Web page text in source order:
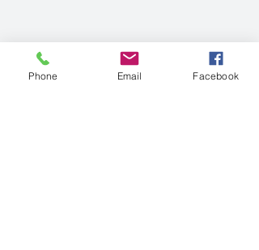
Phone Email Facebook